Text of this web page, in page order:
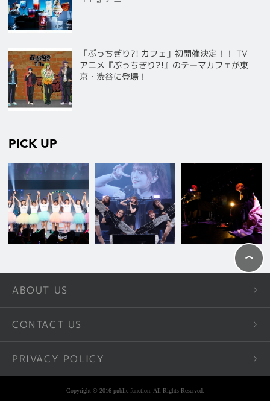
「ぶっちぎり?! カフェ」初開催決定！！ TV
アニメ『ぶっちぎり?!』のテーマカフェが東
京・渋谷に登場！
PICK UP
ABOUT US
CONTACT US
PRIVACY POLICY
Copyright © 2016 public function. All Rights Reserved.